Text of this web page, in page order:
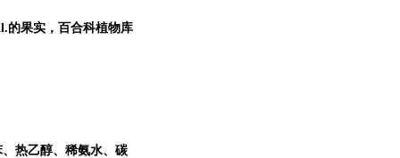
的果实，百合科植物库
热乙醇、稀氨水、 碳